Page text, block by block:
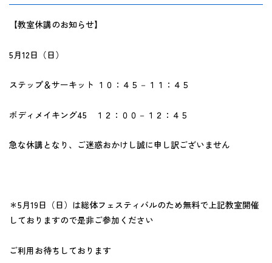
【教室休講のお知らせ】
5月12日（日）
ステップ＆サーキット １０：４５－１１：４５
ボディメイキング45 １２：００－１２：４５
急な休講となり、ご迷惑おかけし誠に申し訳ございません
＊5月19日（日）は総体フェスティバルのため無料で上記教室開催
しておりますので是非ご参加ください
ご利用お待ちしております